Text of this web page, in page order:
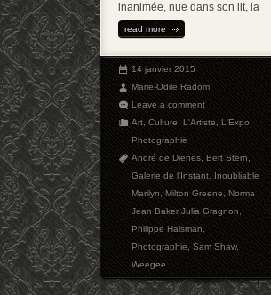
inanimée, nue dans son lit, la
read more
14 janvier 2015
Marie-Odile Radom
Leave a comment
Art,Culture,L'Artiste,L'Expo,
Photographie
André de Dienes,Bert Stern,
Galerie de l'Instant,Inoubliable
Marilyn,Milton Greene,Norma
Jean Baker Julia Gragnon,
Philippe Halsman,
Photographie,Sam Shaw,
Weegee